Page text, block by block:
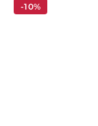
-10%